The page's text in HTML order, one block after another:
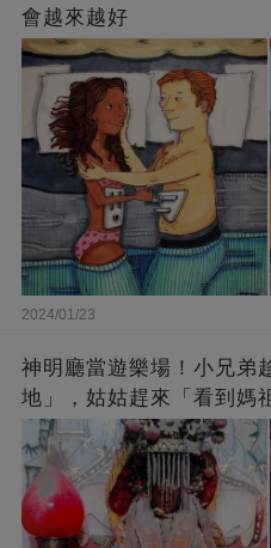
會越來越好
2024/01/23
神明廳當遊樂場！小兄弟
地」，姑姑趕來「看到媽